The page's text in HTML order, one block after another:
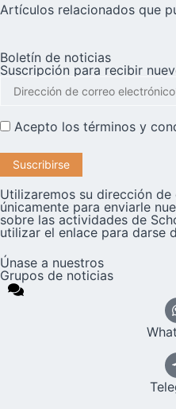
Artículos relacionados que
Boletín de noticias
Suscripción para recibir
Acepto los términos y
Utilizaremos su dirección
únicamente para enviarle
sobre las actividades de
utilizar el enlace para darse
Únase a nuestros
Grupos de noticias